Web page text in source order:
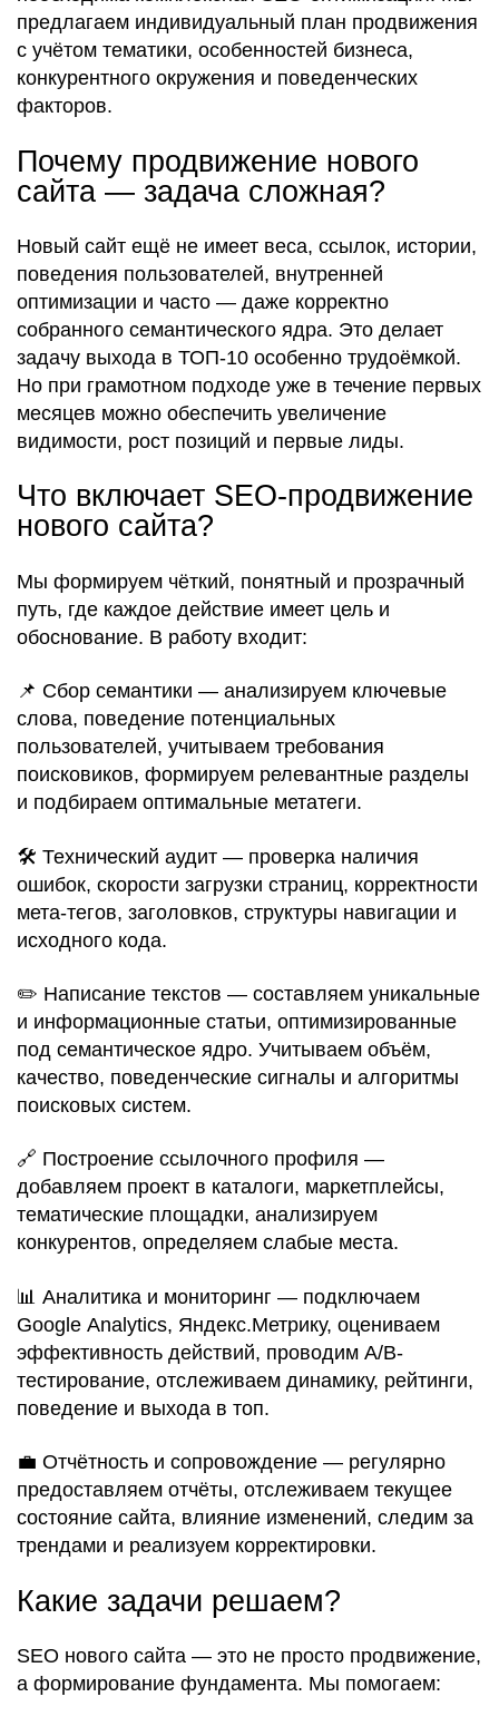
предлагаем индивидуальный план продвижения
с учётом тематики, особенностей бизнеса,
конкурентного окружения и поведенческих
факторов.
Почему продвижение нового
сайта — задача сложная?
Новый сайт ещё не имеет веса, ссылок, истории,
поведения пользователей, внутренней
оптимизации и часто — даже корректно
собранного семантического ядра. Это делает
задачу выхода в ТОП-10 особенно трудоёмкой.
Но при грамотном подходе уже в течение первых
месяцев можно обеспечить увеличение
видимости, рост позиций и первые лиды.
Что включает SEO-продвижение
нового сайта?
Мы формируем чёткий, понятный и прозрачный
путь, где каждое действие имеет цель и
обоснование. В работу входит:
📌 Сбор семантики — анализируем ключевые
слова, поведение потенциальных
пользователей, учитываем требования
поисковиков, формируем релевантные разделы
и подбираем оптимальные метатеги.
🛠️ Технический аудит — проверка наличия
ошибок, скорости загрузки страниц, корректности
мета-тегов, заголовков, структуры навигации и
исходного кода.
✏️ Написание текстов — составляем уникальные
и информационные статьи, оптимизированные
под семантическое ядро. Учитываем объём,
качество, поведенческие сигналы и алгоритмы
поисковых систем.
🔗 Построение ссылочного профиля —
добавляем проект в каталоги, маркетплейсы,
тематические площадки, анализируем
конкурентов, определяем слабые места.
📊 Аналитика и мониторинг — подключаем
Google Analytics, Яндекс.Метрику, оцениваем
эффективность действий, проводим A/B-
тестирование, отслеживаем динамику, рейтинги,
поведение и выхода в топ.
💼 Отчётность и сопровождение — регулярно
предоставляем отчёты, отслеживаем текущее
состояние сайта, влияние изменений, следим за
трендами и реализуем корректировки.
Какие задачи решаем?
SEO нового сайта — это не просто продвижение,
а формирование фундамента. Мы помогаем: